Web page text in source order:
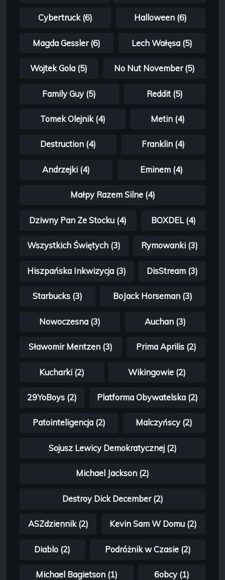
Cybertruck (6) Halloween (6)
Magda Gessler (6) Lech Wałęsa (5)
Wojtek Gola (5) No Nut November (5)
Family Guy (5) Reddit (5)
Tomek Olejnik (4) Metin (4)
Destruction (4) Franklin (4)
Andrzejki (4) Eminem (4)
Małpy Razem Silne (4)
Dziwny Pan Ze Stocku (4) BOXDEL (4)
Wszystkich Świętych (3) Rymowanki (3)
Hiszpańska Inkwizycja (3) DisStream (3)
Starbucks (3) BoJack Horseman (3)
Nowoczesna (3) Auchan (3)
Sławomir Mentzen (3) Prima Aprilis (2)
Kucharki (2) Wikingowie (2)
29YoBoys (2) Platforma Obywatelska (2)
Patointeligencja (2) Malczyńscy (2)
Sojusz Lewicy Demokratycznej (2)
Michael Jackson (2)
Destroy Dick December (2)
ASZdziennik (2) Kevin Sam W Domu (2)
Diablo (2) Podróżnik w Czasie (2)
Michael Bagietson (1) 6obcy (1)